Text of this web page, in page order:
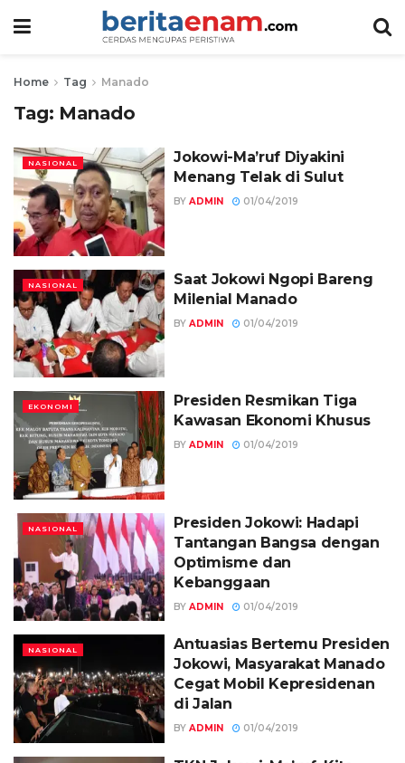
Home Tag Manado
Tag: Manado
NASIONAL
Jokowi-Ma’ruf Diyakini
Menang Telak di Sulut
BY ADMIN 01/04/2019
NASIONAL
Saat Jokowi Ngopi Bareng
Milenial Manado
BY ADMIN 01/04/2019
EKONOMI
Presiden Resmikan Tiga
Kawasan Ekonomi Khusus
BY ADMIN 01/04/2019
NASIONAL
Presiden Jokowi: Hadapi
Tantangan Bangsa dengan
Optimisme dan
Kebanggaan
BY ADMIN 01/04/2019
NASIONAL
Antuasias Bertemu Presiden
Jokowi, Masyarakat Manado
Cegat Mobil Kepresidenan
di Jalan
BY ADMIN 01/04/2019